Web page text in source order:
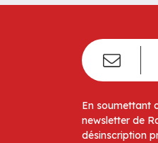
En soumettant
newsletter de
désinscription